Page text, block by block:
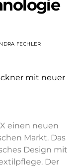
FECHLER
einen neuen
Markt. Das
Design mit
Der